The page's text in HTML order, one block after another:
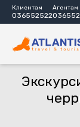
Клиентам
036552522
Агентам